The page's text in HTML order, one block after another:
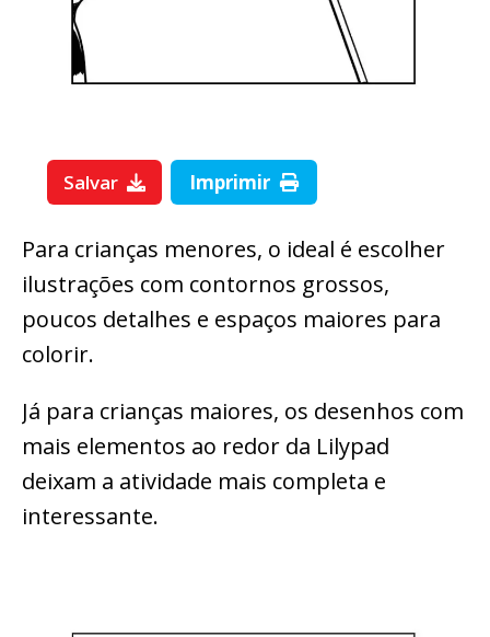
Salvar Imprimir
Para crianças menores, o ideal é escolher
ilustrações com contornos grossos,
poucos detalhes e espaços maiores para
colorir.
Já para crianças maiores, os desenhos com
mais elementos ao redor da Lilypad
deixam a atividade mais completa e
interessante.